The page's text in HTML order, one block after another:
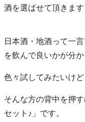
酒を選ばせて頂きます
日本酒・地酒って一
を飲んで良いかが分か
色々試してみたいけ
そんな方の背中を押
セット♪」です。